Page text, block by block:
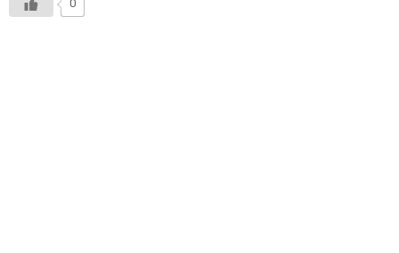
リリース！
0